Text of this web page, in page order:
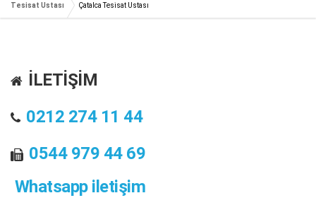
Tesisat Ustası Çatalca Tesisat Ustası
İLETİŞİM
0212 274 11 44
0544 979 44 69
Whatsapp iletişim